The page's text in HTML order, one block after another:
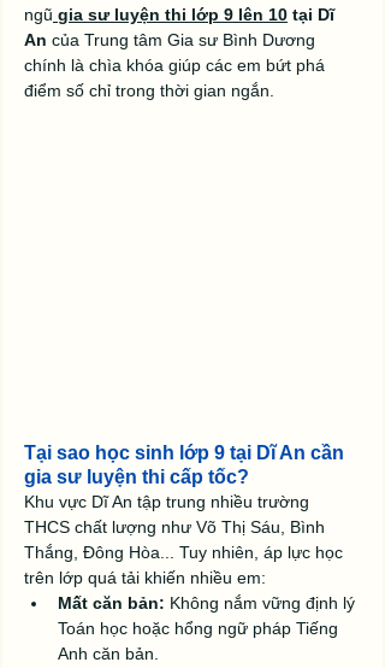
ngũ gia sư luyện thi lớp 9 lên 10 tại Dĩ
An của Trung tâm Gia sư Bình Dương
chính là chìa khóa giúp các em bứt phá
điểm số chỉ trong thời gian ngắn.
Tại sao học sinh lớp 9 tại Dĩ An cần
gia sư luyện thi cấp tốc?
Khu vực Dĩ An tập trung nhiều trường
THCS chất lượng như Võ Thị Sáu, Bình
Thắng, Đông Hòa... Tuy nhiên, áp lực học
trên lớp quá tải khiến nhiều em:
Mất căn bản: Không nắm vững định lý
Toán học hoặc hổng ngữ pháp Tiếng
Anh căn bản.